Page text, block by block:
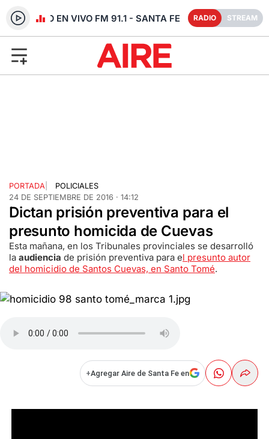
RADIO EN VIVO FM 91.1 - SANTA FE RADIO STREAM
PORTADA
POLICIALES
24 DE SEPTIEMBRE DE 2016 · 14:12
Dictan prisión preventiva para el
presunto homicida de Cuevas
Esta mañana, en los Tribunales provinciales se desarrolló
la audiencia de prisión preventiva para el presunto autor
del homicidio de Santos Cuevas, en Santo Tomé.
+Agregar Aire de Santa Fe en